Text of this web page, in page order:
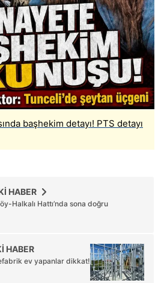
başhekim detayı! PTS detayı
HABER
Halkalı Hattı’nda sona doğru
HABER
ev yapanlar dikkat!